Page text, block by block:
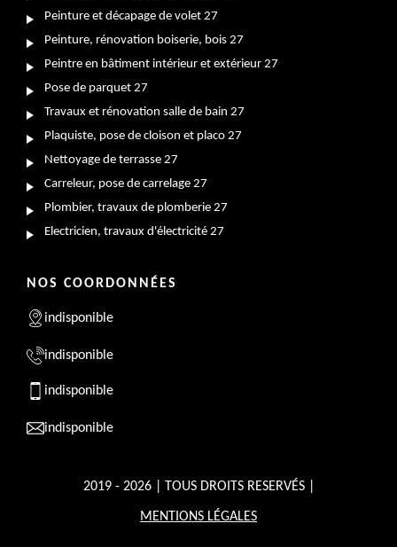
Peinture et décapage de volet 27
Peinture, rénovation boiserie, bois 27
Peintre en bâtiment intérieur et extérieur 27
Pose de parquet 27
Travaux et rénovation salle de bain 27
Plaquiste, pose de cloison et placo 27
Nettoyage de terrasse 27
Carreleur, pose de carrelage 27
Plombier, travaux de plomberie 27
Electricien, travaux d'électricité 27
NOS COORDONNÉES
indisponible
indisponible
indisponible
indisponible
2019 - 2026 | TOUS DROITS RESERVÉS |
MENTIONS LÉGALES